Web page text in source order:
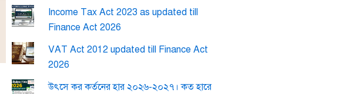
Income Tax Act 2023 as updated till
Finance Act 2026
VAT Act 2012 updated till Finance Act
2026
উৎসে কর কর্তনের হার ২০২৬-২০২৭। কত হারে